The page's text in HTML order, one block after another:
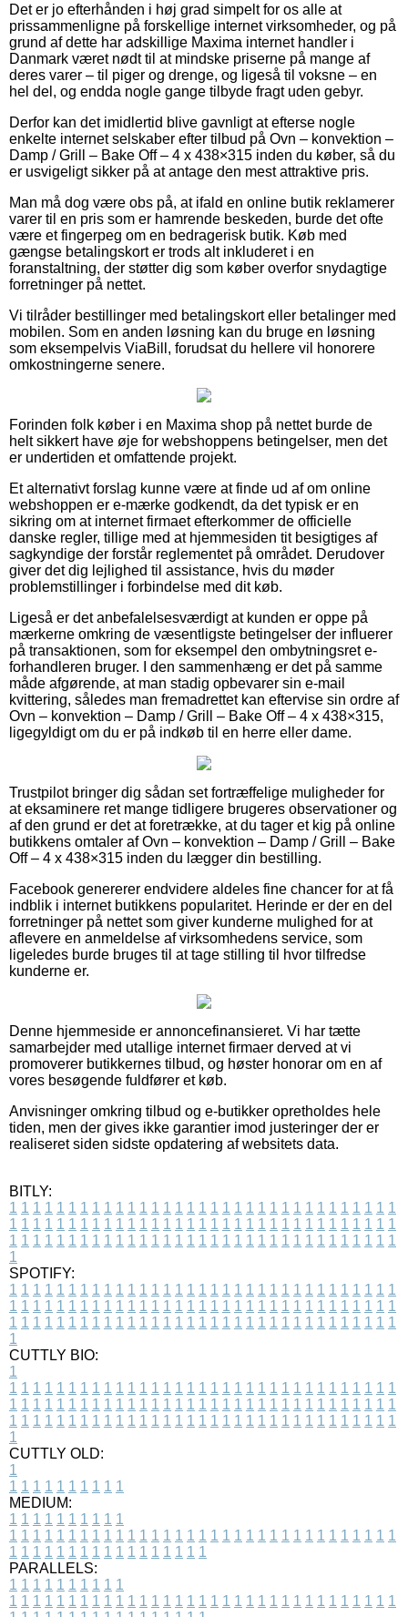
Det er jo efterhånden i høj grad simpelt for os alle at
prissammenligne på forskellige internet virksomheder, og på
grund af dette har adskillige Maxima internet handler i
Danmark været nødt til at mindske priserne på mange af
deres varer – til piger og drenge, og ligeså til voksne – en
hel del, og endda nogle gange tilbyde fragt uden gebyr.
Derfor kan det imidlertid blive gavnligt at efterse nogle
enkelte internet selskaber efter tilbud på Ovn – konvektion –
Damp / Grill – Bake Off – 4 x 438×315 inden du køber, så du
er usvigeligt sikker på at antage den mest attraktive pris.
Man må dog være obs på, at ifald en online butik reklamerer
varer til en pris som er hamrende beskeden, burde det ofte
være et fingerpeg om en bedragerisk butik. Køb med
gængse betalingskort er trods alt inkluderet i en
foranstaltning, der støtter dig som køber overfor snydagtige
forretninger på nettet.
Vi tilråder bestillinger med betalingskort eller betalinger med
mobilen. Som en anden løsning kan du bruge en løsning
som eksempelvis ViaBill, forudsat du hellere vil honorere
omkostningerne senere.
Forinden folk køber i en Maxima shop på nettet burde de
helt sikkert have øje for webshoppens betingelser, men det
er undertiden et omfattende projekt.
Et alternativt forslag kunne være at finde ud af om online
webshoppen er e-mærke godkendt, da det typisk er en
sikring om at internet firmaet efterkommer de officielle
danske regler, tillige med at hjemmesiden tit besigtiges af
sagkyndige der forstår reglementet på området. Derudover
giver det dig lejlighed til assistance, hvis du møder
problemstillinger i forbindelse med dit køb.
Ligeså er det anbefalelsesværdigt at kunden er oppe på
mærkerne omkring de væsentligste betingelser der influerer
på transaktionen, som for eksempel den ombytningsret e-
forhandleren bruger. I den sammenhæng er det på samme
måde afgørende, at man stadig opbevarer sin e-mail
kvittering, således man fremadrettet kan eftervise sin ordre af
Ovn – konvektion – Damp / Grill – Bake Off – 4 x 438×315,
ligegyldigt om du er på indkøb til en herre eller dame.
Trustpilot bringer dig sådan set fortræffelige muligheder for
at eksaminere ret mange tidligere brugeres observationer og
af den grund er det at foretrække, at du tager et kig på online
butikkens omtaler af Ovn – konvektion – Damp / Grill – Bake
Off – 4 x 438×315 inden du lægger din bestilling.
Facebook genererer endvidere aldeles fine chancer for at få
indblik i internet butikkens popularitet. Herinde er der en del
forretninger på nettet som giver kunderne mulighed for at
aflevere en anmeldelse af virksomhedens service, som
ligeledes burde bruges til at tage stilling til hvor tilfredse
kunderne er.
Denne hjemmeside er annoncefinansieret. Vi har tætte
samarbejder med utallige internet firmaer derved at vi
promoverer butikkernes tilbud, og høster honorar om en af
vores besøgende fuldfører et køb.
Anvisninger omkring tilbud og e-butikker opretholdes hele
tiden, men der gives ikke garantier imod justeringer der er
realiseret siden sidste opdatering af websitets data.
BITLY:
1 1 1 1 1 1 1 1 1 1 1 1 1 1 1 1 1 1 1 1 1 1 1 1 1 1 1 1 1 1 1 1 1
1 1 1 1 1 1 1 1 1 1 1 1 1 1 1 1 1 1 1 1 1 1 1 1 1 1 1 1 1 1 1 1 1
1 1 1 1 1 1 1 1 1 1 1 1 1 1 1 1 1 1 1 1 1 1 1 1 1 1 1 1 1 1 1 1 1
1
SPOTIFY:
1 1 1 1 1 1 1 1 1 1 1 1 1 1 1 1 1 1 1 1 1 1 1 1 1 1 1 1 1 1 1 1 1
1 1 1 1 1 1 1 1 1 1 1 1 1 1 1 1 1 1 1 1 1 1 1 1 1 1 1 1 1 1 1 1 1
1 1 1 1 1 1 1 1 1 1 1 1 1 1 1 1 1 1 1 1 1 1 1 1 1 1 1 1 1 1 1 1 1
1
CUTTLY BIO:
1
1 1 1 1 1 1 1 1 1 1 1 1 1 1 1 1 1 1 1 1 1 1 1 1 1 1 1 1 1 1 1 1 1
1 1 1 1 1 1 1 1 1 1 1 1 1 1 1 1 1 1 1 1 1 1 1 1 1 1 1 1 1 1 1 1 1
1 1 1 1 1 1 1 1 1 1 1 1 1 1 1 1 1 1 1 1 1 1 1 1 1 1 1 1 1 1 1 1 1
1
CUTTLY OLD:
1
1 1 1 1 1 1 1 1 1 1
MEDIUM:
1 1 1 1 1 1 1 1 1 1
1 1 1 1 1 1 1 1 1 1 1 1 1 1 1 1 1 1 1 1 1 1 1 1 1 1 1 1 1 1 1 1 1
1 1 1 1 1 1 1 1 1 1 1 1 1 1 1 1 1
PARALLELS:
1 1 1 1 1 1 1 1 1 1
1 1 1 1 1 1 1 1 1 1 1 1 1 1 1 1 1 1 1 1 1 1 1 1 1 1 1 1 1 1 1 1 1